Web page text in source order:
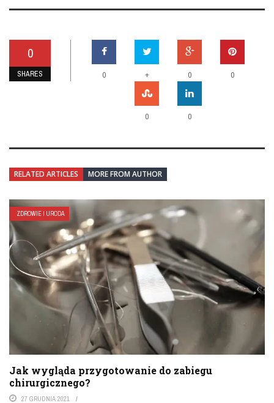
0
SHARES 0 + 0 0
0 0
RELATED ARTICLES MORE FROM AUTHOR
ZDROWIE I URODA
Jak wygląda przygotowanie do zabiegu
chirurgicznego?
27 GRUDNIA 2021